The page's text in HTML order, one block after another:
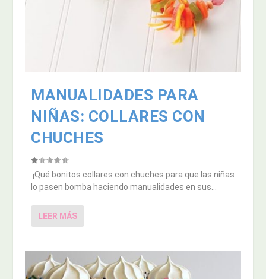
MANUALIDADES PARA
NIÑAS: COLLARES CON
CHUCHES
¡Qué bonitos collares con chuches para que las niñas
lo pasen bomba haciendo manualidades en sus...
LEER MÁS